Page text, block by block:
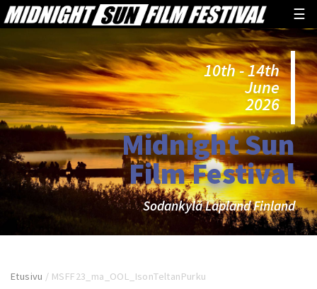
☰
10th - 14th
June
2026
Midnight Sun
Film Festival
Sodankylä Lapland Finland
Etusivu / MSFF23_ma_OOL_IsonTeltanPurku